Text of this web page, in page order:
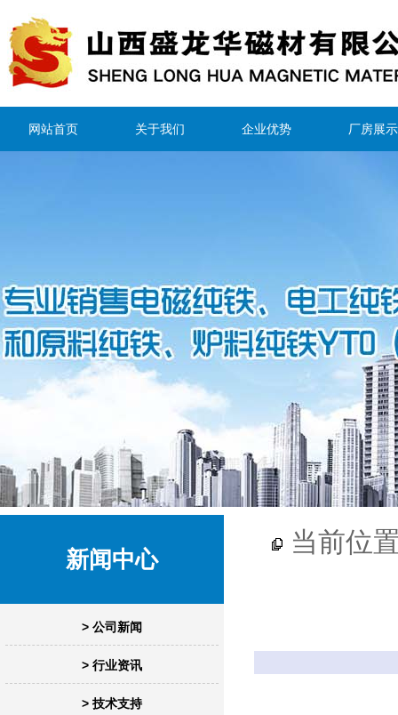
网站首页 关于我们 企业优势 厂房展示
新闻中心
> 公司新闻
> 行业资讯
> 技术支持
当前位